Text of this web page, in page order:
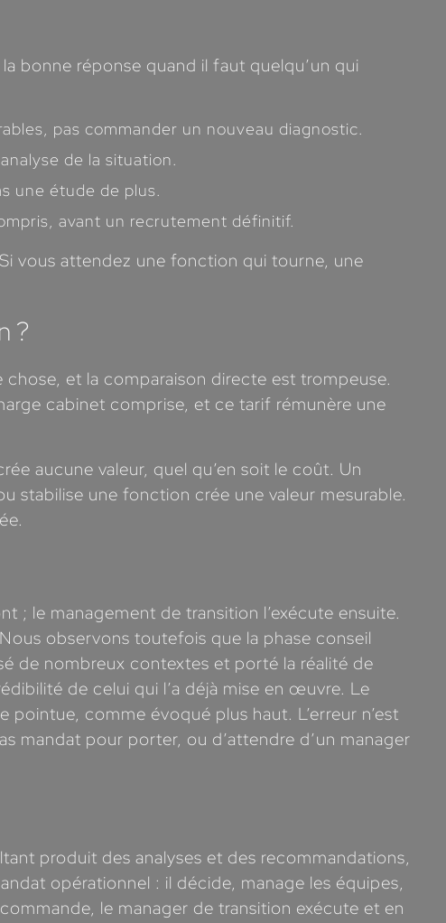
bonne réponse quand il faut quelqu’un qui
pas commander un nouveau diagnostic.
de la situation.
une étude de plus.
avant un recrutement définitif.
vous attendez une fonction qui tourne, une
?
et la comparaison directe est trompeuse.
cabinet comprise, et ce tarif rémunère une
aucune valeur, quel qu’en soit le coût. Un
stabilise une fonction crée une valeur mesurable.
; le management de transition l’exécute ensuite.
observons toutefois que la phase conseil
de nombreux contextes et porté la réalité de
de celui qui l’a déjà mise en œuvre. Le
comme évoqué plus haut. L’erreur n’est
mandat pour porter, ou d’attendre d’un manager
produit des analyses et des recommandations,
opérationnel : il décide, manage les équipes,
le manager de transition exécute et en